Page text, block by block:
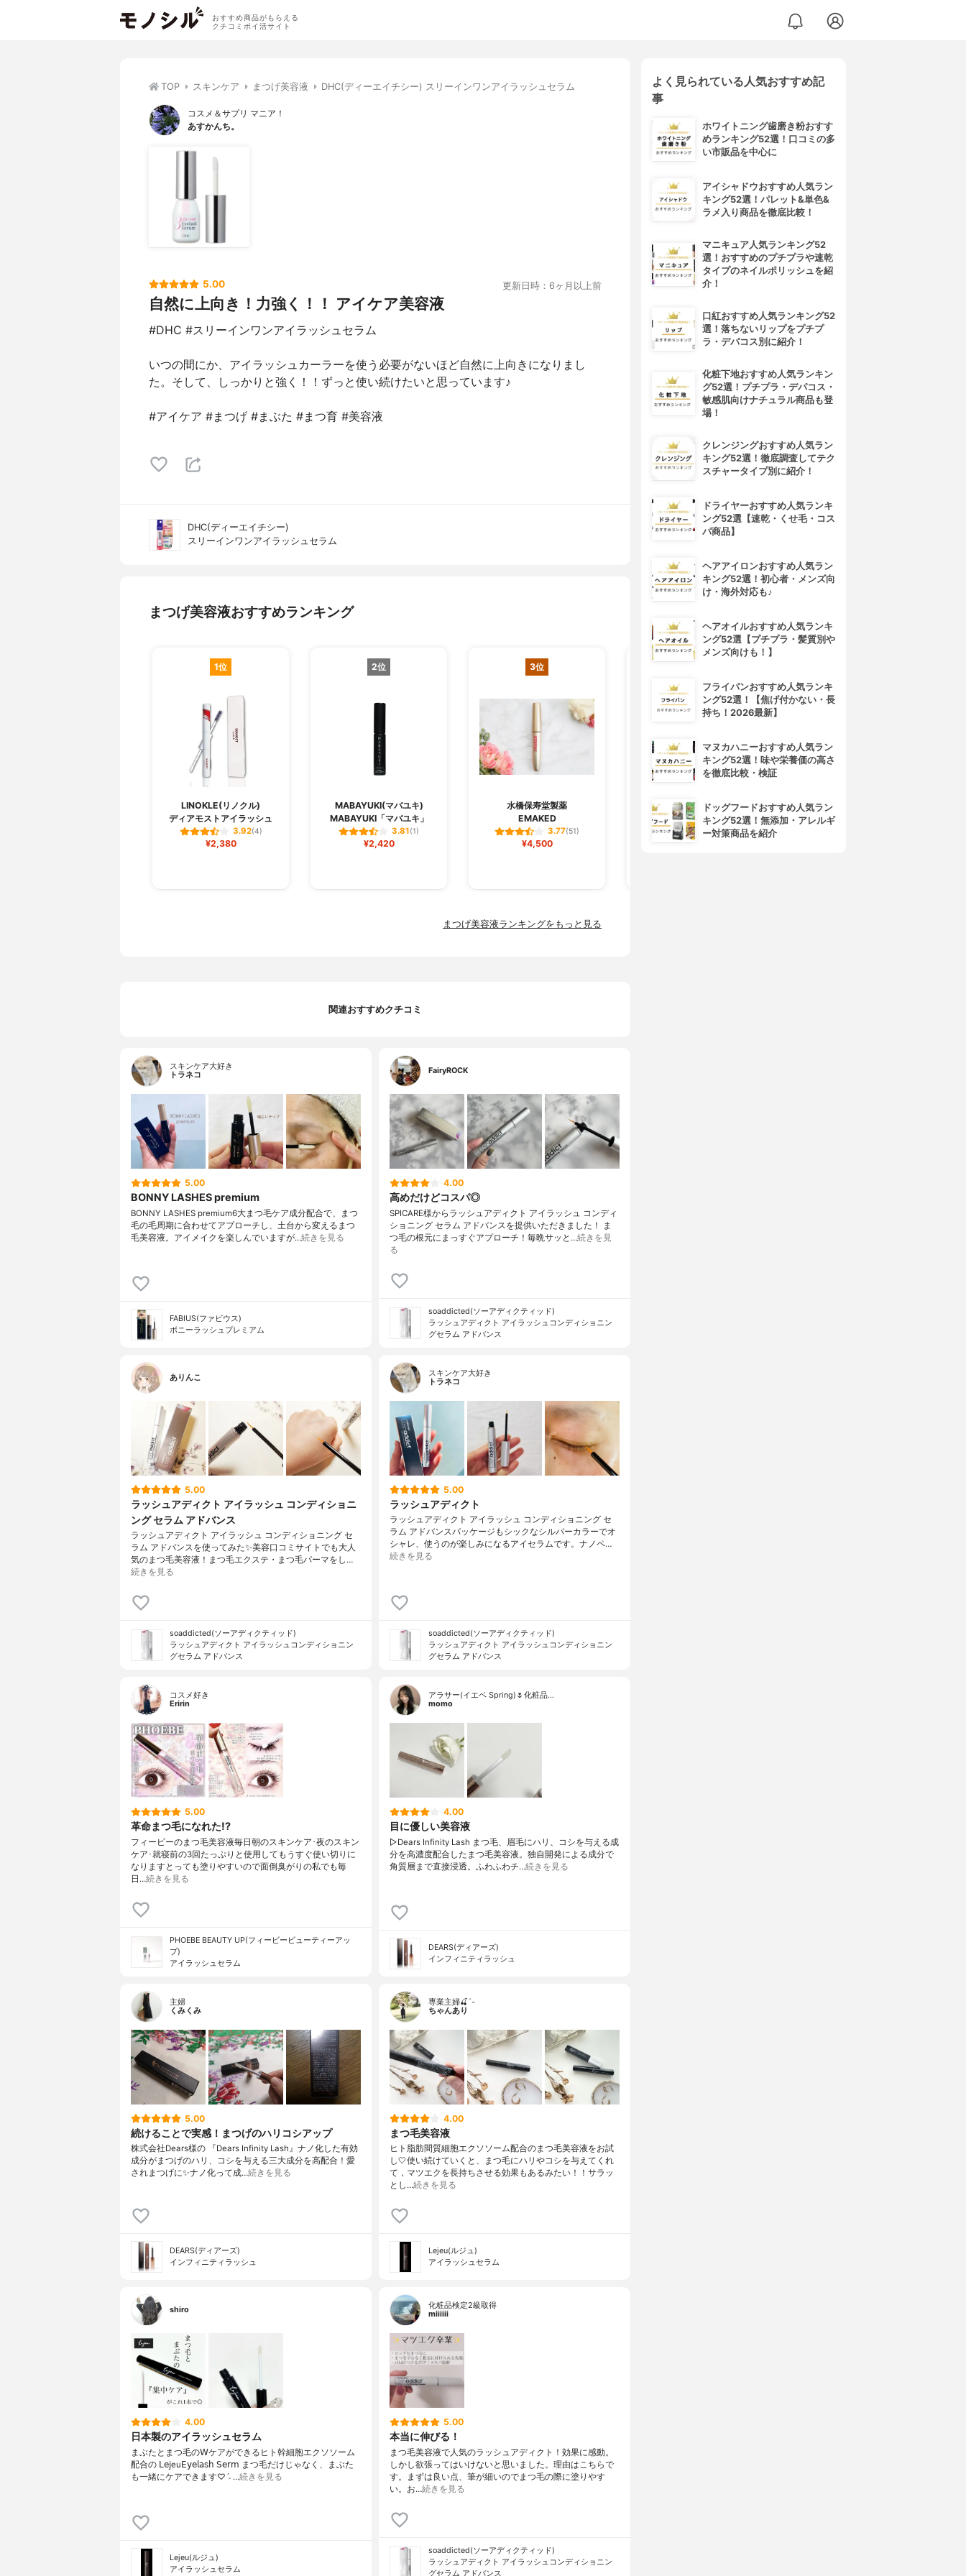
おすすめ商品がもらえる
クチコミポイ活サイト
TOP スキンケア まつげ美容液 DHC(ディーエイチシー) スリーインワンアイラッシュセラム
コスメ＆サプリ マニア！
あすかんち。
5.00 更新日時：6ヶ月以上前
自然に上向き！力強く！！ アイケア美容液
#DHC #スリーインワンアイラッシュセラム
いつの間にか、アイラッシュカーラーを使う必要がないほど自然に上向きになりまし
た。そして、しっかりと強く！！ずっと使い続けたいと思っています♪
#アイケア #まつげ #まぶた #まつ育 #美容液
DHC(ディーエイチシー)
スリーインワンアイラッシュセラム
まつげ美容液おすすめランキング
1位
LINOKLE(リノクル)
ディアモストアイラッシュ
3.92(4)
¥2,380
2位
MABAYUKI(マバユキ)
MABAYUKI「マバユキ」
3.81(1)
¥2,420
3位
水橋保寿堂製薬
EMAKED
3.77(51)
¥4,500
MAJOLICA MAJORCA(マジ
ョリカ マジョルカ)
ラッシュジェリードロップ EX
SCALP D BEAUTÉ(スカルプD
まつげ美容液ランキングをもっと見る
関連おすすめクチコミ
スキンケア大好き
トラネコ
5.00
BONNY LASHES premium
BONNY LASHES premium6大まつ毛ケア成分配合で、まつ
毛の毛周期に合わせてアプローチし、土台から変えるまつ
毛美容液。アイメイクを楽しんでいますが…続きを見る
FABIUS(ファビウス)
ボニーラッシュプレミアム
FairyROCK
4.00
高めだけどコスパ◎
SPICARE様からラッシュアディクト アイラッシュ コンディ
ショニング セラム アドバンスを提供いただきました！ ま
つ毛の根元にまっすぐアプローチ！毎晩サッと…続きを見
る
soaddicted(ソーアディクティッド)
ラッシュアディクト アイラッシュコンディショニン
グセラム アドバンス
ありんこ
5.00
ラッシュアディクト アイラッシュ コンディショニ
ング セラム アドバンス
ラッシュアディクト アイラッシュ コンディショニング セ
ラム アドバンスを使ってみた✨美容口コミサイトでも大人
気のまつ毛美容液！まつ毛エクステ・まつ毛パーマをし…
続きを見る
soaddicted(ソーアディクティッド)
ラッシュアディクト アイラッシュコンディショニン
グセラム アドバンス
スキンケア大好き
トラネコ
5.00
ラッシュアディクト
ラッシュアディクト アイラッシュ コンディショニング セ
ラム アドバンスパッケージもシックなシルバーカラーでオ
シャレ、使うのが楽しみになるアイセラムです。ナノペ…
続きを見る
soaddicted(ソーアディクティッド)
ラッシュアディクト アイラッシュコンディショニン
グセラム アドバンス
コスメ好き
Eririn
5.00
革命まつ毛になれた!?
フィービーのまつ毛美容液毎日朝のスキンケア･夜のスキン
ケア･就寝前の3回たっぷりと使用してもうすぐ使い切りに
なりますとっても塗りやすいので面倒臭がりの私でも毎
日…続きを見る
PHOEBE BEAUTY UP(フィービービューティーアッ
プ)
アイラッシュセラム
アラサー(イエベ Spring)🌷化粧品…
momo
4.00
目に優しい美容液
▷Dears Infinity Lash まつ毛、眉毛にハリ、コシを与える成
分を高濃度配合したまつ毛美容液。独自開発による成分で
角質層まで直接浸透。ふわふわチ…続きを見る
DEARS(ディアーズ)
インフィニティラッシュ
主婦
くみくみ
5.00
続けることで実感！まつげのハリコシアップ
株式会社Dears様の 『Dears Infinity Lash』ナノ化した有効
成分がまつげのハリ、コシを与える三大成分を高配合！愛
されまつげに✨ナノ化って成…続きを見る
DEARS(ディアーズ)
インフィニティラッシュ
専業主婦🍒´-
ちゃんあり
4.00
まつ毛美容液
ヒト脂肪間質細胞エクソソーム配合のまつ毛美容液をお試
し🤍使い続けていくと、まつ毛にハリやコシを与えてくれ
て，マツエクを長持ちさせる効果もあるみたい！！サラッ
とし…続きを見る
Lejeu(ルジュ)
アイラッシュセラム
shiro
4.00
日本製のアイラッシュセラム
まぶたとまつ毛の𝖶ケアができるヒト幹細胞エクソソーム
配合の 𝖫𝖾𝗃eu𝖤𝗒𝖾𝗅𝖺𝗌𝗁 𝖲𝖾𝗋𝗆 まつ毛だけじゃなく、まぶた
も一緒にケアできます♡ˊ˗ …続きを見る
Lejeu(ルジュ)
アイラッシュセラム
化粧品検定2級取得
miiiiii
5.00
本当に伸びる！
まつ毛美容液で人気のラッシュアディクト！効果に感動。
しかし欲張ってはいけないと思いました。理由はこちらで
す。まずは良い点、筆が細いのでまつ毛の際に塗りやす
い。お…続きを見る
soaddicted(ソーアディクティッド)
ラッシュアディクト アイラッシュコンディショニン
グセラム アドバンス
よく見られている人気おすすめ記
事
ホワイトニング歯磨き粉おすす
めランキング52選！口コミの多
い市販品を中心に
アイシャドウおすすめ人気ラン
キング52選！パレット&単色&
ラメ入り商品を徹底比較！
マニキュア人気ランキング52
選！おすすめのプチプラや速乾
タイプのネイルポリッシュを紹
介！
口紅おすすめ人気ランキング52
選！落ちないリップをプチプ
ラ・デパコス別に紹介！
化粧下地おすすめ人気ランキン
グ52選！プチプラ・デパコス・
敏感肌向けナチュラル商品も登
場！
クレンジングおすすめ人気ラン
キング52選！徹底調査してテク
スチャータイプ別に紹介！
ドライヤーおすすめ人気ランキ
ング52選【速乾・くせ毛・コス
パ商品】
ヘアアイロンおすすめ人気ラン
キング52選！初心者・メンズ向
け・海外対応も♪
ヘアオイルおすすめ人気ランキ
ング52選【プチプラ・髪質別や
メンズ向けも！】
フライパンおすすめ人気ランキ
ング52選！【焦げ付かない・長
持ち！2026最新】
マヌカハニーおすすめ人気ラン
キング52選！味や栄養価の高さ
を徹底比較・検証
ドッグフードおすすめ人気ラン
キング52選！無添加・アレルギ
ー対策商品を紹介